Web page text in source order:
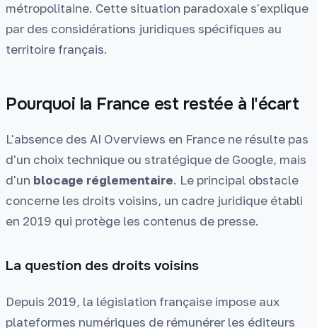
métropolitaine. Cette situation paradoxale s'explique
par des considérations juridiques spécifiques au
territoire français.
Pourquoi la France est restée à l'écart
L'absence des AI Overviews en France ne résulte pas
d'un choix technique ou stratégique de Google, mais
d'un blocage réglementaire. Le principal obstacle
concerne les droits voisins, un cadre juridique établi
en 2019 qui protège les contenus de presse.
La question des droits voisins
Depuis 2019, la législation française impose aux
plateformes numériques de rémunérer les éditeurs